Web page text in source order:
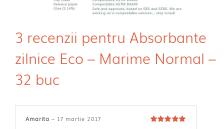
3 recenzii pentru Absorbante
zilnice Eco – Marime Normal –
32 buc
Amarita – 17 martie 2017